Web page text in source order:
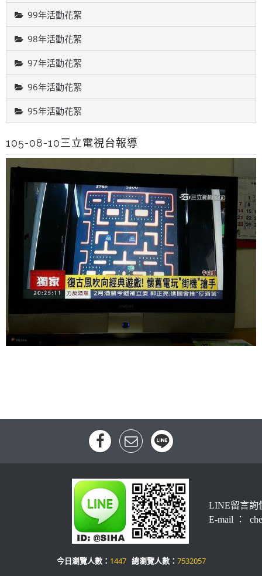
99年活動花絮
98年活動花絮
97年活動花絮
96年活動花絮
95年活動花絮
105-08-10三立電視台報導
LINE留言詢
E-mail ：
今日瀏覽人數： 1447 總瀏覽人數： 7532057